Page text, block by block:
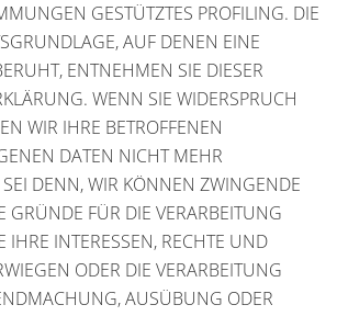
GESTÜTZTES PROFILING. DIE
AUF DENEN EINE
ENTNEHMEN SIE DIESER
WENN SIE WIDERSPRUCH
WIR IHRE BETROFFENEN
DATEN NICHT MEHR
SEI DENN, WIR KÖNNEN ZWINGENDE
GRÜNDE FÜR DIE VERARBEITUNG
IHRE INTERESSEN, RECHTE UND
ODER DIE VERARBEITUNG
AUSÜBUNG ODER